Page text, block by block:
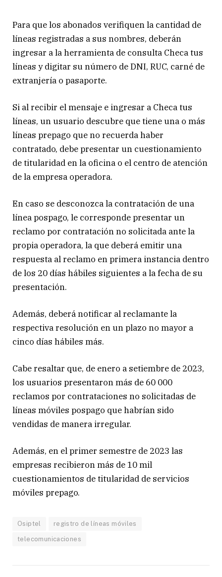
Para que los abonados verifiquen la cantidad de
líneas registradas a sus nombres, deberán
ingresar a la herramienta de consulta Checa tus
líneas y digitar su número de DNI, RUC, carné de
extranjería o pasaporte.
Si al recibir el mensaje e ingresar a Checa tus
líneas, un usuario descubre que tiene una o más
líneas prepago que no recuerda haber
contratado, debe presentar un cuestionamiento
de titularidad en la oficina o el centro de atención
de la empresa operadora.
En caso se desconozca la contratación de una
línea pospago, le corresponde presentar un
reclamo por contratación no solicitada ante la
propia operadora, la que deberá emitir una
respuesta al reclamo en primera instancia dentro
de los 20 días hábiles siguientes a la fecha de su
presentación.
Además, deberá notificar al reclamante la
respectiva resolución en un plazo no mayor a
cinco días hábiles más.
Cabe resaltar que, de enero a setiembre de 2023,
los usuarios presentaron más de 60 000
reclamos por contrataciones no solicitadas de
líneas móviles pospago que habrían sido
vendidas de manera irregular.
Además, en el primer semestre de 2023 las
empresas recibieron más de 10 mil
cuestionamientos de titularidad de servicios
móviles prepago.
Osiptel registro de líneas móviles
telecomunicaciones